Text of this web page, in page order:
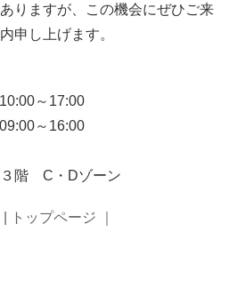
りますが、この機会にぜひご来
申し上げます。
～17:00
～16:00
３階 C・Dゾーン
トップページ ｜